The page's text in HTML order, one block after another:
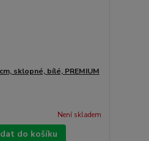
sklopné, bílé, PREMIUM
Není skladem
do košíku